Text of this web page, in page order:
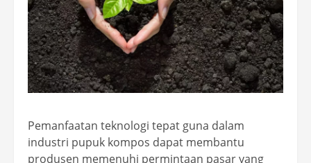
Pemanfaatan teknologi tepat guna dalam
industri pupuk kompos dapat membantu
produsen memenuhi permintaan pasar yang